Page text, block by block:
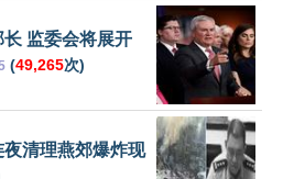
监委会将展开
(49,265次)
清理燕郊爆炸现